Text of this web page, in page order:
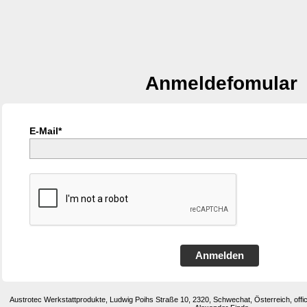
Anmeldefomular
E-Mail*
Anmelden
Austrotec Werkstattprodukte, Ludwig Poihs Straße 10, 2320, Schwechat, Österreich,